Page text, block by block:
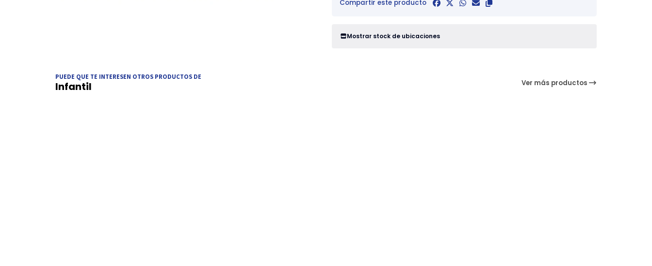
Compartir este producto
Mostrar stock de ubicaciones
PUEDE QUE TE INTERESEN OTROS PRODUCTOS DE
Infantil Ver más productos